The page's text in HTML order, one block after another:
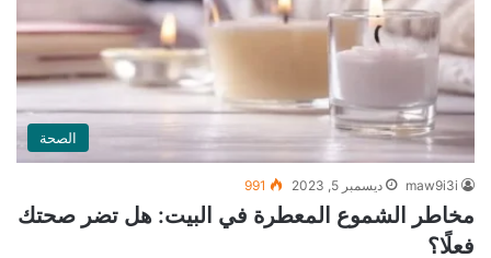
الصحة
maw9i3i ديسمبر 5, 2023 991
مخاطر الشموع المعطرة في البيت: هل تضر صحتك
فعلًا؟